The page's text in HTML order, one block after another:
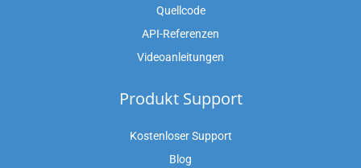
Quellcode
API-Referenzen
Videoanleitungen
Produkt Support
Kostenloser Support
Blog